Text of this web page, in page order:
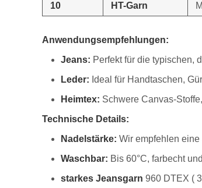
10 HT-Garn
Anwendungsempfehlungen:
Jeans: Perfekt für die typischen,
Leder: Ideal für Handtaschen,
Heimtex: Schwere Canvas-
Technische Details:
Nadelstärke: Wir empfehlen eine
Waschbar: Bis 60°C, farbecht
starkes Jeansgarn 960 DTEX (